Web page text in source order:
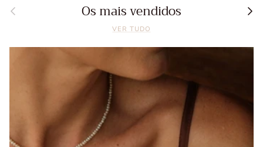
Anterior Os mais vendidos
VER TUDO